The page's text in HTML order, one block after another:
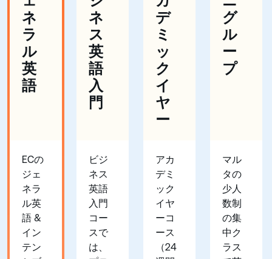
ネ
ラ
ル
英
語
ECの
ジェ
ネラ
ル英
語 &
イン
テン
ネ
ス
英
語
入
門
ビジ
ネス
英語
入門
コー
スで
は、
デ
ミ
ッ
ク
イ
ヤ
ー
アカ
デミ
ック
イヤ
ーコ
ース
（24
グ
ル
ー
プ
マル
タの
少人
数制
の集
中ク
ラス